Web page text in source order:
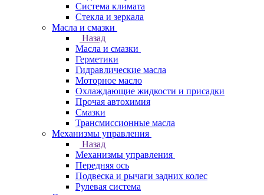
Система климата
Стекла и зеркала
Масла и смазки
Назад
Масла и смазки
Герметики
Гидравлические масла
Моторное масло
Охлаждающие жидкости и присадки
Прочая автохимия
Смазки
Трансмиссионные масла
Механизмы управления
Назад
Механизмы управления
Передняя ось
Подвеска и рычаги задних колес
Рулевая система